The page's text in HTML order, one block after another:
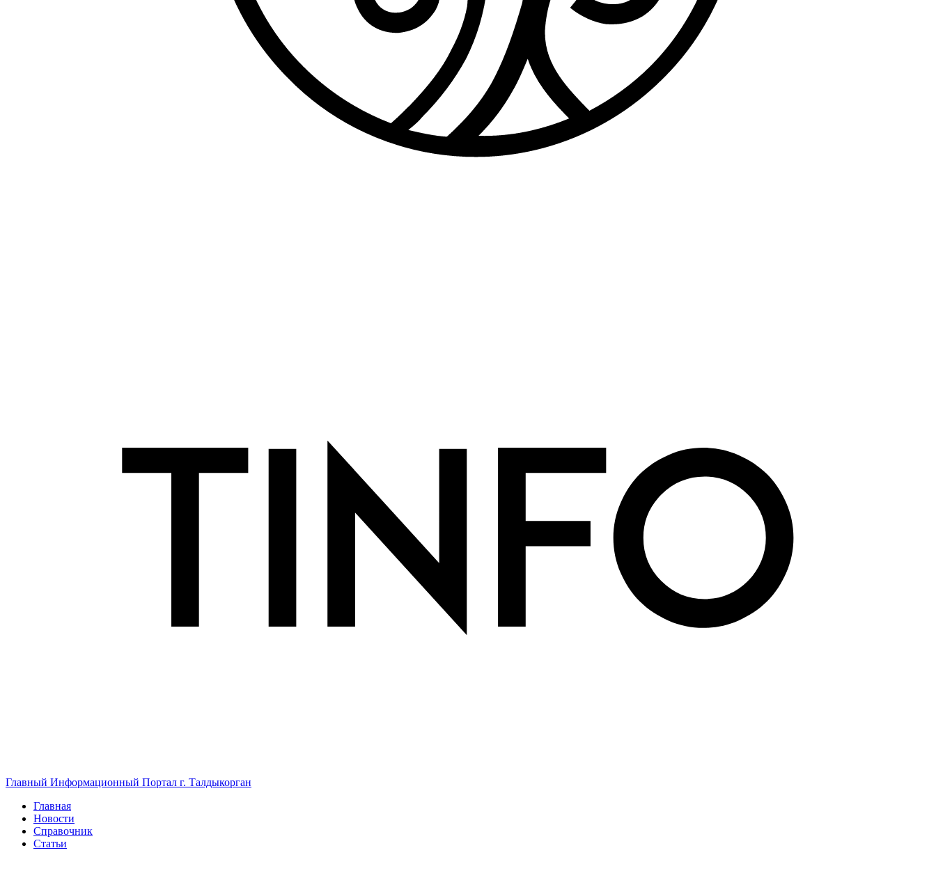
Главный Информационный Портал г. Талдыкорган
Главная
Новости
Справочник
Статьи